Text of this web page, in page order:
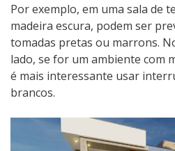
Por exemplo, em uma sala de
madeira escura, podem ser
tomadas pretas ou marrons.
lado, se for um ambiente com
é mais interessante usar
brancos.